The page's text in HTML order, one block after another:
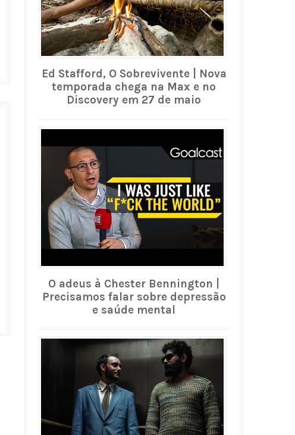
Ed Stafford, O Sobrevivente | Nova
temporada chega na Max e no
Discovery em 27 de maio
O adeus à Chester Bennington |
Precisamos falar sobre depressão
e saúde mental